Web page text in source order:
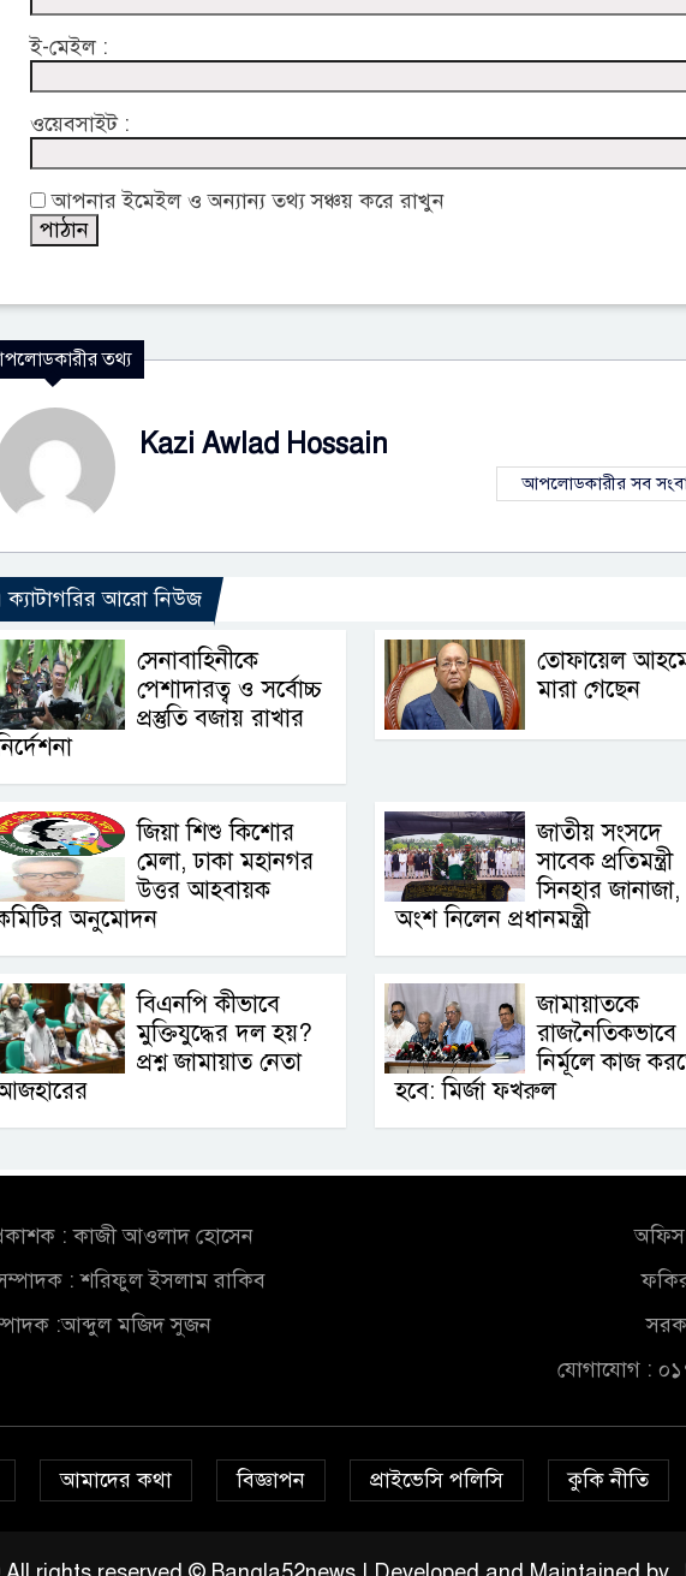
ই-মেইল :
ওয়েবসাইট :
আপনার ইমেইল ও অন্যান্য তথ্য সঞ্চয় করে রাখুন
তথ্য
Kazi Awlad Hossain
আপলোডকারীর সব
আরো নিউজ
সেনাবাহিনীকে
পেশাদারত্ব ও সর্বোচ্চ
প্রস্তুতি বজায় রাখার
তোফায়েল
মারা গেছেন
জিয়া শিশু কিশোর
মেলা, ঢাকা মহানগর
উত্তর আহবায়ক
অনুমোদন
জাতীয় সংসদে
সাবেক প্রতিমন্ত্রী
সিনহার জানাজা,
অংশ নিলেন প্রধানমন্ত্রী
বিএনপি কীভাবে
মুক্তিযুদ্ধের দল হয়?
প্রশ্ন জামায়াত নেতা
জামায়াতকে
রাজনৈতিকভাবে
নির্মূলে কাজ
হবে: মির্জা ফখরুল
: কাজী আওলাদ হোসেন
সম্পাদক : শরিফুল ইসলাম রাকিব
:আব্দুল মজিদ সুজন
যোগাযোগ :
আমাদের কথা বিজ্ঞাপন প্রাইভেসি পলিসি কুকি নীতি